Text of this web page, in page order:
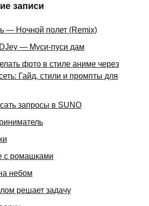
записи
— Ночной полет (Remix)
— Муси-пуси дам
фото в стиле аниме через
Гайд, стили и промпты для
запросы в SUNO
с ромашками
небом
решает задачу